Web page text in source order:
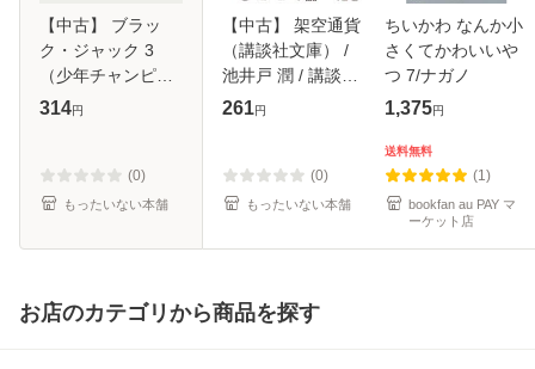
【中古】 ブラッ
ク・ジャック 3
（少年チャンピオ
ン コミックス） /
ール便送料無料】
314円
(0)
もったいない本舗
【中古】 架空通貨
（講談社文庫） /
池井戸 潤 / 講談社
[文庫]【メール便送
261円
(0)
もったいない本舗
ちいかわ なんか小
さくてかわいいや
つ 7/ナガノ
1,375円
送料無料
(1)
bookfan au PAY マ
ーケット店
お店のカテゴリから商品を探す